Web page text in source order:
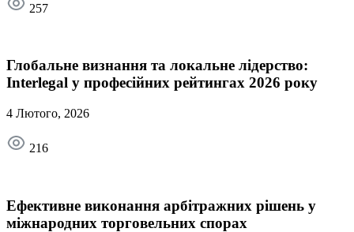
257
Глобальне визнання та локальне лідерство:
Interlegal у професійних рейтингах 2026 року
4 Лютого, 2026
216
Ефективне виконання арбітражних рішень у
міжнародних торговельних спорах